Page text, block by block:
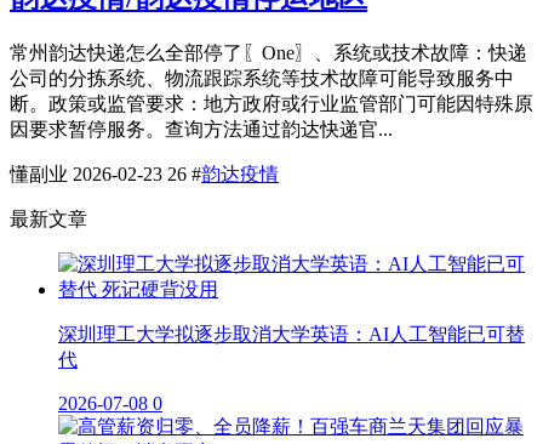
常州韵达快递怎么全部停了〖One〗、系统或技术故障：快递
公司的分拣系统、物流跟踪系统等技术故障可能导致服务中
断。政策或监管要求：地方政府或行业监管部门可能因特殊原
因要求暂停服务。查询方法通过韵达快递官...
懂副业 2026-02-23 26 #韵达疫情
最新文章
深圳理工大学拟逐步取消大学英语：AI人工智能已可替
代
2026-07-08 0